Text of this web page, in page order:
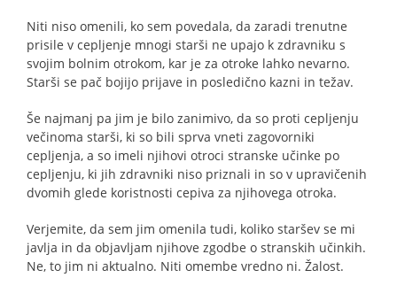
Niti niso omenili, ko sem povedala, da zaradi trenutne
prisile v cepljenje mnogi starši ne upajo k zdravniku s
svojim bolnim otrokom, kar je za otroke lahko nevarno.
Starši se pač bojijo prijave in posledično kazni in težav.
Še najmanj pa jim je bilo zanimivo, da so proti cepljenju
večinoma starši, ki so bili sprva vneti zagovorniki
cepljenja, a so imeli njihovi otroci stranske učinke po
cepljenju, ki jih zdravniki niso priznali in so v upravičenih
dvomih glede koristnosti cepiva za njihovega otroka.
Verjemite, da sem jim omenila tudi, koliko staršev se mi
javlja in da objavljam njihove zgodbe o stranskih učinkih.
Ne, to jim ni aktualno. Niti omembe vredno ni. Žalost.